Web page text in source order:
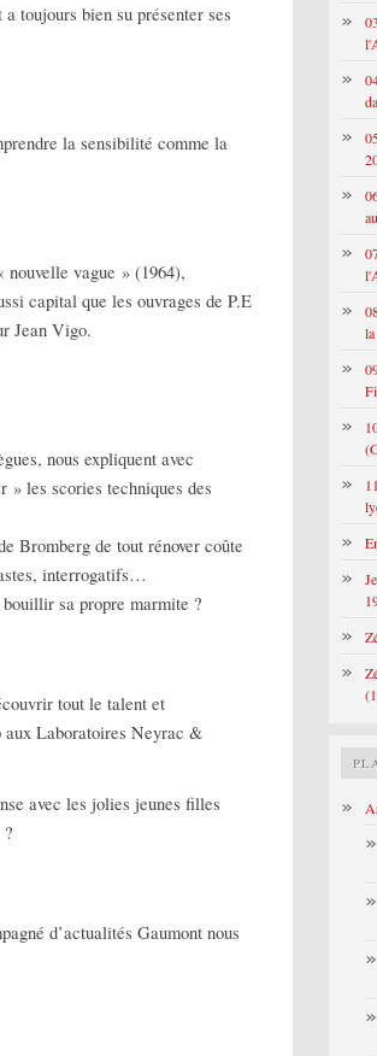
toujours bien su présenter ses
la sensibilité comme la
nouvelle vague » (1964),
capital que les ouvrages de P.E
Jean Vigo.
nous expliquent avec
» les scories techniques des
Bromberg de tout rénover coûte
interrogatifs…
sa propre marmite ?
tout le talent et
aux Laboratoires Neyrac &
avec les jolies jeunes filles
d’actualités Gaumont nous